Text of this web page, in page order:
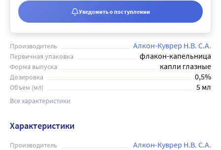
Производитель Алкон-Куврер Н.В. С.А.
Первичная упаковка флакон-капельница
Форма выпуска капли глазные
Дозировка 0,5%
Объем (мл) 5 мл
Все характеристики
Уведомить о поступлении
Характеристики
Производитель Алкон-Куврер Н.В. С.А.